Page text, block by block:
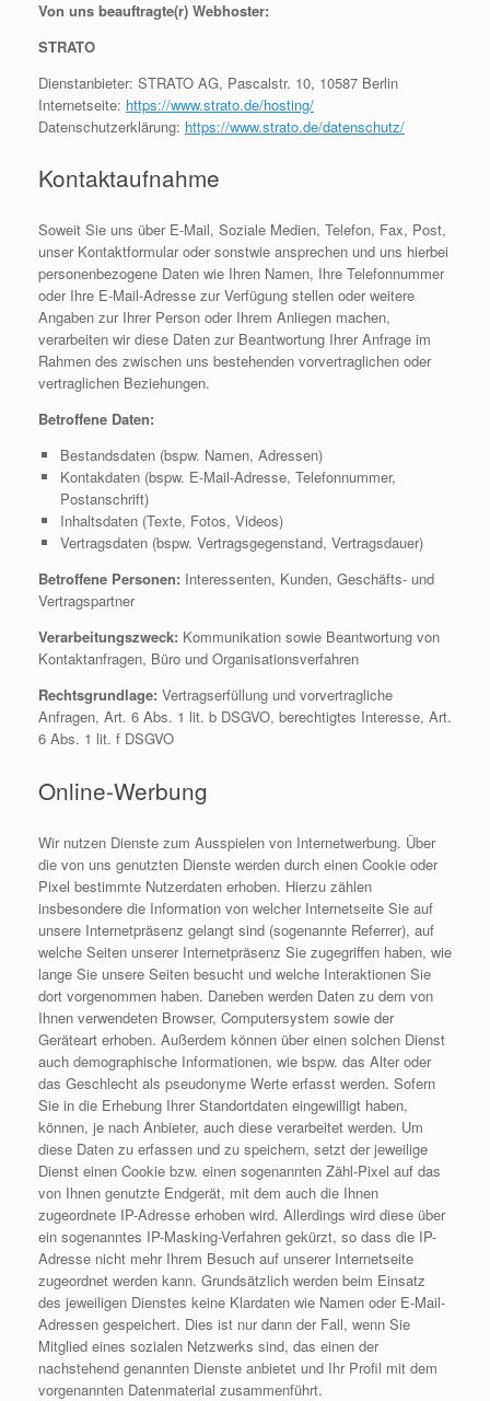
Von uns beauftragte(r) Webhoster:
STRATO
Dienstanbieter: STRATO AG, Pascalstr. 10, 10587 Berlin
Internetseite: https://www.strato.de/hosting/
Datenschutzerklärung: https://www.strato.de/datenschutz/
Kontaktaufnahme
Soweit Sie uns über E-Mail, Soziale Medien, Telefon, Fax, Post,
unser Kontaktformular oder sonstwie ansprechen und uns hierbei
personenbezogene Daten wie Ihren Namen, Ihre Telefonnummer
oder Ihre E-Mail-Adresse zur Verfügung stellen oder weitere
Angaben zur Ihrer Person oder Ihrem Anliegen machen,
verarbeiten wir diese Daten zur Beantwortung Ihrer Anfrage im
Rahmen des zwischen uns bestehenden vorvertraglichen oder
vertraglichen Beziehungen.
Betroffene Daten:
Bestandsdaten (bspw. Namen, Adressen)
Kontakdaten (bspw. E-Mail-Adresse, Telefonnummer,
Postanschrift)
Inhaltsdaten (Texte, Fotos, Videos)
Vertragsdaten (bspw. Vertragsgegenstand, Vertragsdauer)
Betroffene Personen: Interessenten, Kunden, Geschäfts- und
Vertragspartner
Verarbeitungszweck: Kommunikation sowie Beantwortung von
Kontaktanfragen, Büro und Organisationsverfahren
Rechtsgrundlage: Vertragserfüllung und vorvertragliche
Anfragen, Art. 6 Abs. 1 lit. b DSGVO, berechtigtes Interesse, Art.
6 Abs. 1 lit. f DSGVO
Online-Werbung
Wir nutzen Dienste zum Ausspielen von Internetwerbung. Über
die von uns genutzten Dienste werden durch einen Cookie oder
Pixel bestimmte Nutzerdaten erhoben. Hierzu zählen
insbesondere die Information von welcher Internetseite Sie auf
unsere Internetpräsenz gelangt sind (sogenannte Referrer), auf
welche Seiten unserer Internetpräsenz Sie zugegriffen haben, wie
lange Sie unsere Seiten besucht und welche Interaktionen Sie
dort vorgenommen haben. Daneben werden Daten zu dem von
Ihnen verwendeten Browser, Computersystem sowie der
Geräteart erhoben. Außerdem können über einen solchen Dienst
auch demographische Informationen, wie bspw. das Alter oder
das Geschlecht als pseudonyme Werte erfasst werden. Sofern
Sie in die Erhebung Ihrer Standortdaten eingewilligt haben,
können, je nach Anbieter, auch diese verarbeitet werden. Um
diese Daten zu erfassen und zu speichern, setzt der jeweilige
Dienst einen Cookie bzw. einen sogenannten Zähl-Pixel auf das
von Ihnen genutzte Endgerät, mit dem auch die Ihnen
zugeordnete IP-Adresse erhoben wird. Allerdings wird diese über
ein sogenanntes IP-Masking-Verfahren gekürzt, so dass die IP-
Adresse nicht mehr Ihrem Besuch auf unserer Internetseite
zugeordnet werden kann. Grundsätzlich werden beim Einsatz
des jeweiligen Dienstes keine Klardaten wie Namen oder E-Mail-
Adressen gespeichert. Dies ist nur dann der Fall, wenn Sie
Mitglied eines sozialen Netzwerks sind, das einen der
nachstehend genannten Dienste anbietet und Ihr Profil mit dem
vorgenannten Datenmaterial zusammenführt.